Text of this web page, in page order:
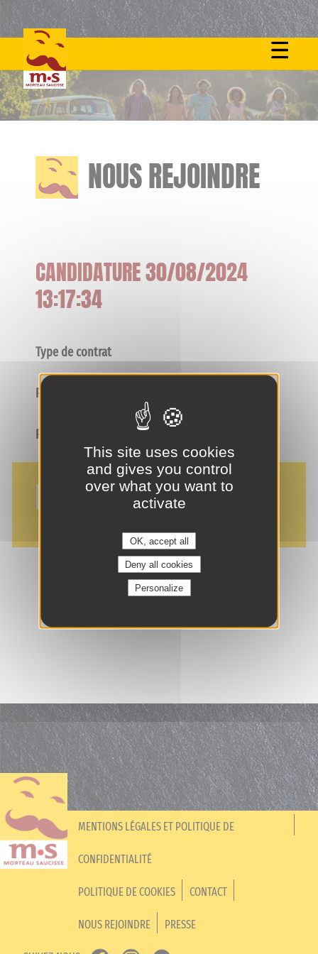
Skip
NOUS REJOINDRE
CANDIDATURE 30/08/2024
13:17:34
Type de contrat
Poste
Profil
NOS AVANTAGES
je suis intéressé(e) !
MENTIONS LÉGALES ET POLITIQUE DE
CONFIDENTIALITÉ
POLITIQUE DE COOKIES CONTACT
NOUS REJOINDRE PRESSE
This site uses cookies
and gives you control
over what you want to
activate
OK, accept all
Deny all cookies
Personalize